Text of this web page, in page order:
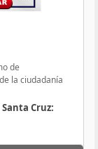
de
la ciudadanía
Cruz: